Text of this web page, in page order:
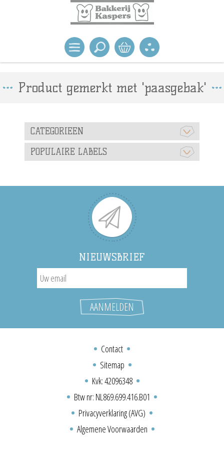
Product gemerkt met 'paasgebak'
CATEGORIEEN
POPULAIRE LABELS
NIEUWSBRIEF
Contact
Sitemap
Kvk: 42096348
Btw nr: NL869.699.416.B01
Privacyverklaring (AVG)
Algemene Voorwaarden